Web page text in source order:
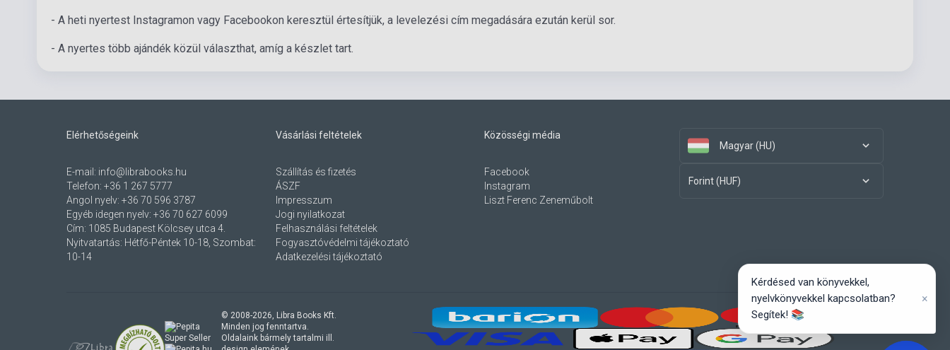
- A heti nyertest Instagramon vagy Facebookon keresztül értesítjük, a levelezési cím megadására ezután kerül sor.
- A nyertes több ajándék közül választhat, amíg a készlet tart.
Elérhetőségeink
E-mail: info@librabooks.hu
Telefon: +36 1 267 5777
Angol nyelv: +36 70 596 3787
Egyéb idegen nyelv: +36 70 627 6099
Cím: 1085 Budapest Kölcsey utca 4.
Nyitvatartás: Hétfő-Péntek 10-18, Szombat:
10-14
Vásárlási feltételek
Szállítás és fizetés
ÁSZF
Impresszum
Jogi nyilatkozat
Felhasználási feltételek
Fogyasztóvédelmi tájékoztató
Adatkezelési tájékoztató
Közösségi média
Facebook
Instagram
Liszt Ferenc Zeneműbolt
Magyar (HU)
Forint (HUF)
© 2008-2026, Libra Books Kft.
Minden jog fenntartva.
Oldalaink bármely tartalmi ill.
Kérdésed van könyvekkel,
nyelvkönyvekkel kapcsolatban?
Segítek! 📚
×